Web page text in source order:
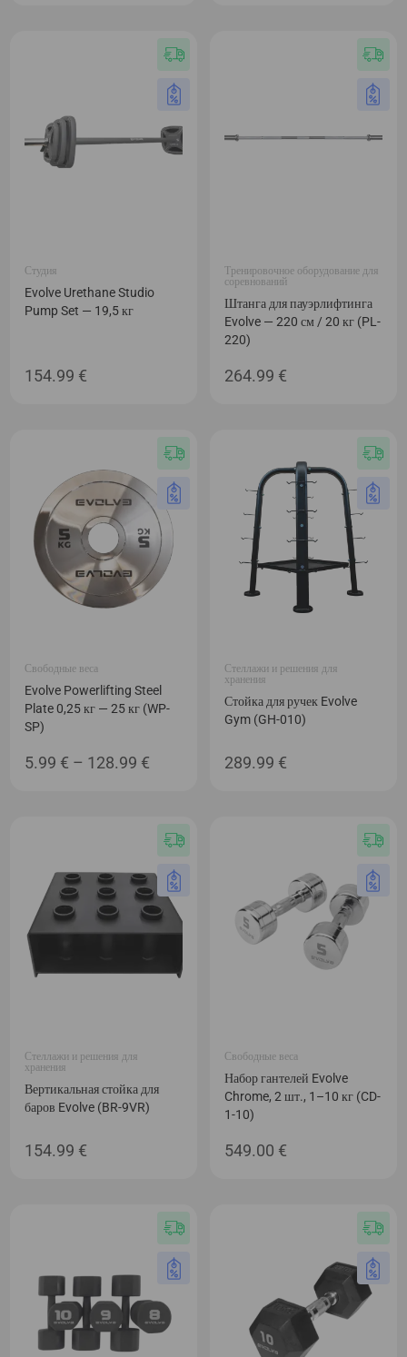
–
Студия
Evolve Urethane Studio
Pump Set — 19,5 кг
154.99 €
Тренировочное оборудование для
соревнований
Штанга для пауэрлифтинга
Evolve — 220 см / 20 кг (PL-
220)
264.99 €
Свободные веса
Evolve Powerlifting Steel
Plate 0,25 кг — 25 кг (WP-
SP)
5.99 € – 128.99 € Диапазон
Стеллажи и решения для
хранения
Стойка для ручек Evolve
Gym (GH-010)
289.99 €
Стеллажи и решения для
хранения
Вертикальная стойка для
баров Evolve (BR-9VR)
154.99 €
Свободные веса
Набор гантелей Evolve
Chrome, 2 шт., 1–10 кг (CD-
1-10)
549.00 €